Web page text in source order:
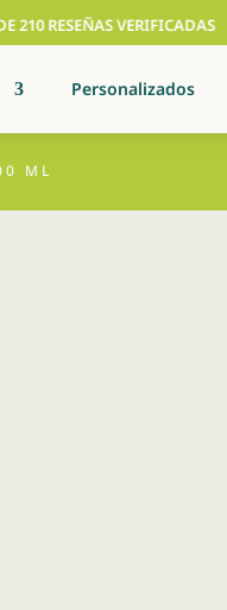
RESEÑAS VERIFICADAS
Personalizados
ML